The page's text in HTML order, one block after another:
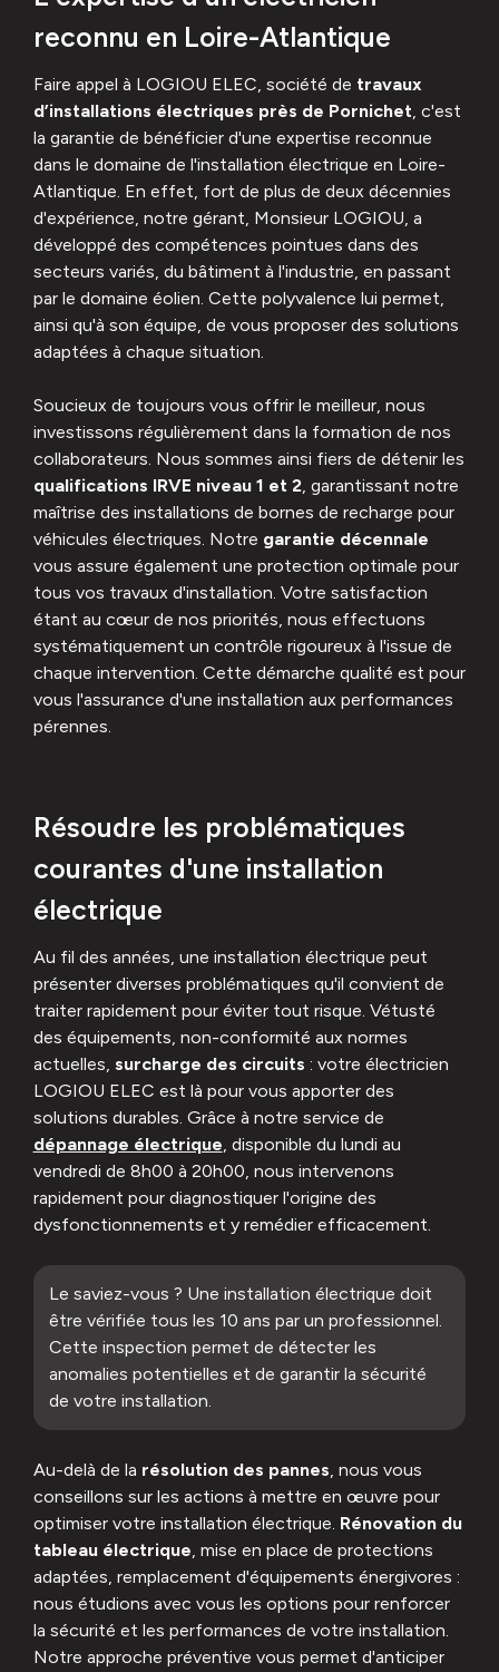
reconnu en Loire-Atlantique
Faire appel à LOGIOU ELEC, société de travaux
d’installations électriques près de Pornichet, c'est
la garantie de bénéficier d'une expertise reconnue
dans le domaine de l'installation électrique en Loire-
Atlantique. En effet, fort de plus de deux décennies
d'expérience, notre gérant, Monsieur LOGIOU, a
développé des compétences pointues dans des
secteurs variés, du bâtiment à l'industrie, en passant
par le domaine éolien. Cette polyvalence lui permet,
ainsi qu'à son équipe, de vous proposer des solutions
adaptées à chaque situation.
Soucieux de toujours vous offrir le meilleur, nous
investissons régulièrement dans la formation de nos
collaborateurs. Nous sommes ainsi fiers de détenir les
qualifications IRVE niveau 1 et 2, garantissant notre
maîtrise des installations de bornes de recharge pour
véhicules électriques. Notre garantie décennale
vous assure également une protection optimale pour
tous vos travaux d'installation. Votre satisfaction
étant au cœur de nos priorités, nous effectuons
systématiquement un contrôle rigoureux à l'issue de
chaque intervention. Cette démarche qualité est pour
vous l'assurance d'une installation aux performances
pérennes.
Résoudre les problématiques
courantes d'une installation
électrique
Au fil des années, une installation électrique peut
présenter diverses problématiques qu'il convient de
traiter rapidement pour éviter tout risque. Vétusté
des équipements, non-conformité aux normes
actuelles, surcharge des circuits : votre électricien
LOGIOU ELEC est là pour vous apporter des
solutions durables. Grâce à notre service de
dépannage électrique, disponible du lundi au
vendredi de 8h00 à 20h00, nous intervenons
rapidement pour diagnostiquer l'origine des
dysfonctionnements et y remédier efficacement.
Le saviez-vous ? Une installation électrique doit
être vérifiée tous les 10 ans par un professionnel.
Cette inspection permet de détecter les
anomalies potentielles et de garantir la sécurité
de votre installation.
Au-delà de la résolution des pannes, nous vous
conseillons sur les actions à mettre en œuvre pour
optimiser votre installation électrique. Rénovation du
tableau électrique, mise en place de protections
adaptées, remplacement d'équipements énergivores :
nous étudions avec vous les options pour renforcer
la sécurité et les performances de votre installation.
Notre approche préventive vous permet d'anticiper